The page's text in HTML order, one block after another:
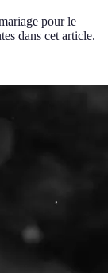
pour le
dans cet article.